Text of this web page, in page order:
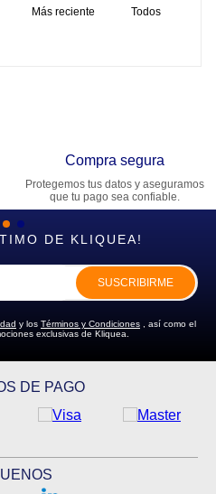
Más reciente Todos
Compra segura
Protegemos tus datos y aseguramos
que tu pago sea confiable.
DE KLIQUEA!
SUSCRIBIRME
y los Términos y Condiciones , así como el
exclusivas de Kliquea.
DE PAGO